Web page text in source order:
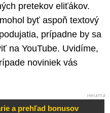
pretekov eliťákov.
byť aspoň textový
prípadne by sa
na YouTube. Uvidíme,
noviniek vás
a prehľad bonusov